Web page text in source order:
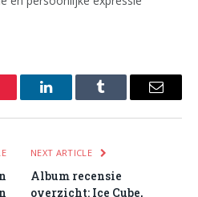
LinkedInTumblr Email
NEXT ARTICLE
Album recensie
overzicht: Ice Cube,